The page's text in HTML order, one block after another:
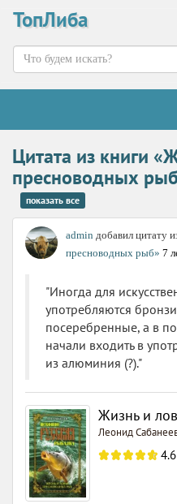
ТопЛиба
Цитата из книги
пресноводных
показать все
admin добавил цитату
пресноводных рыб» 7
"Иногда для
употребляются
посеребренные, а в
начали входить в
из алюминия (?)."
Жизнь и
Леонид